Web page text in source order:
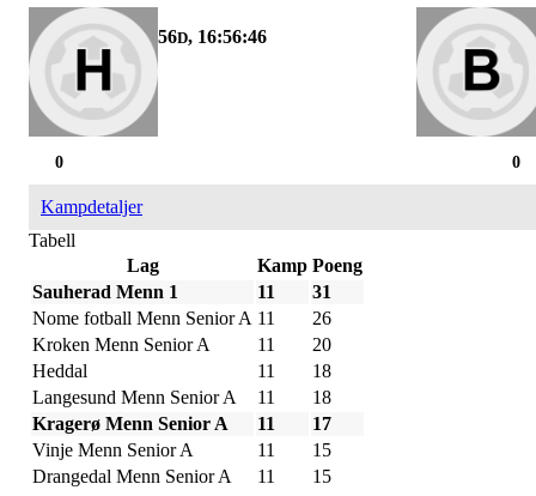
56D, 16:56:46
0
0
Kampdetaljer
Tabell
Lag
Kamp Poeng
Sauherad Menn 1
11
31
Nome fotball Menn Senior A 11
26
Kroken Menn Senior A
11
20
Heddal
11
18
Langesund Menn Senior A
11
18
Kragerø Menn Senior A
11
17
Vinje Menn Senior A
11
15
Drangedal Menn Senior A
11
15